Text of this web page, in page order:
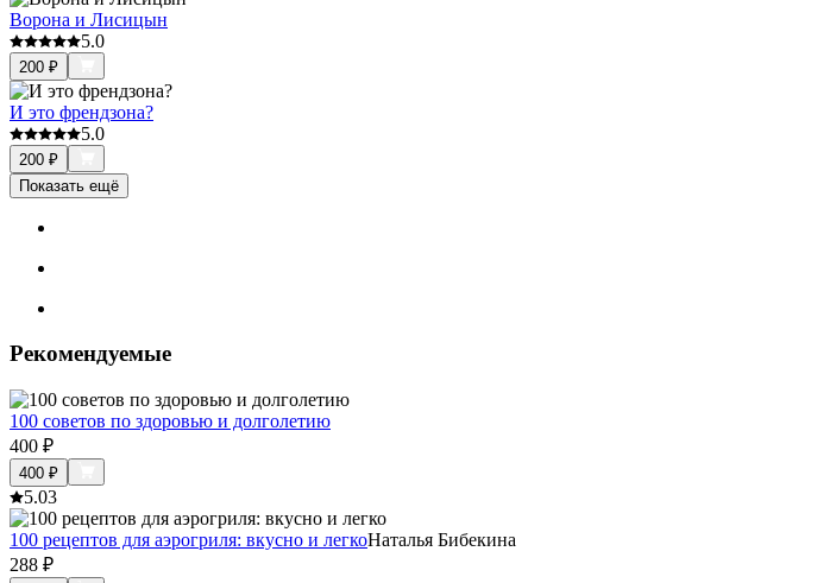
Ворона и Лисицын
5.0
200 ₽
И это френдзона?
5.0
200 ₽
Показать ещё
Рекомендуемые
100 советов по здоровью и долголетию
400 ₽
400 ₽
5.03
100 рецептов для аэрогриля: вкусно и легкоНаталья Бибекина
288 ₽